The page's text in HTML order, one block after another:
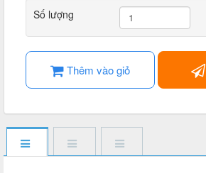
Số lượng
Thêm vào giỏ